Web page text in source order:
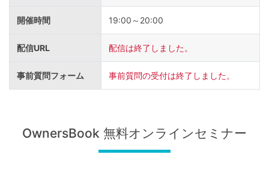
開催時間 19:00～20:00
配信URL 配信は終了しました。
事前質問フォーム 事前質問の受付は終了しました。
OwnersBook 無料オンラインセミナー